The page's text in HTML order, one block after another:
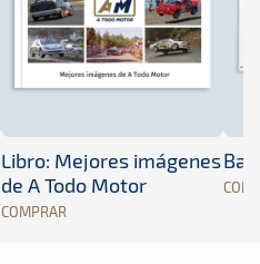
Libro: Mejores imágenes
de A Todo Motor
COMPRAR